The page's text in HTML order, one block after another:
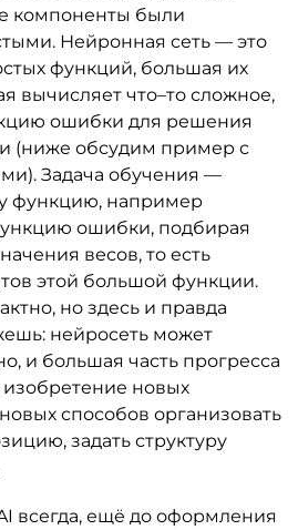
компоненты были
Нейронная сеть — это
функций, большая их
вычисляет что–то сложное,
ошибки для решения
(ниже обсудим пример с
Задача обучения —
функцию, например
ошибки, подбирая
весов, то есть
этой большой функции.
но здесь и правда
нейросеть может
и большая часть прогресса
новых
способов организовать
задать структуру
всегда, ещё до оформления